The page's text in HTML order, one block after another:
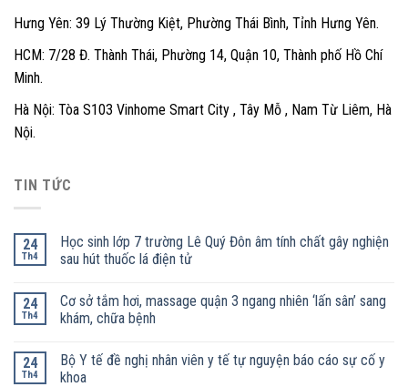
Hưng Yên: 39 Lý Thường Kiệt, Phường Thái Bình, Tỉnh Hưng Yên.
HCM: 7/28 Đ. Thành Thái, Phường 14, Quận 10, Thành phố Hồ Chí
Minh.
Hà Nội: Tòa S103 Vinhome Smart City , Tây Mỗ , Nam Từ Liêm, Hà
Nội.
TIN TỨC
24
Th4
Học sinh lớp 7 trường Lê Quý Đôn âm tính chất gây nghiện
sau hút thuốc lá điện tử
24
Th4
Cơ sở tắm hơi, massage quận 3 ngang nhiên ‘lấn sân’ sang
khám, chữa bệnh
24
Th4
Bộ Y tế đề nghị nhân viên y tế tự nguyện báo cáo sự cố y
khoa